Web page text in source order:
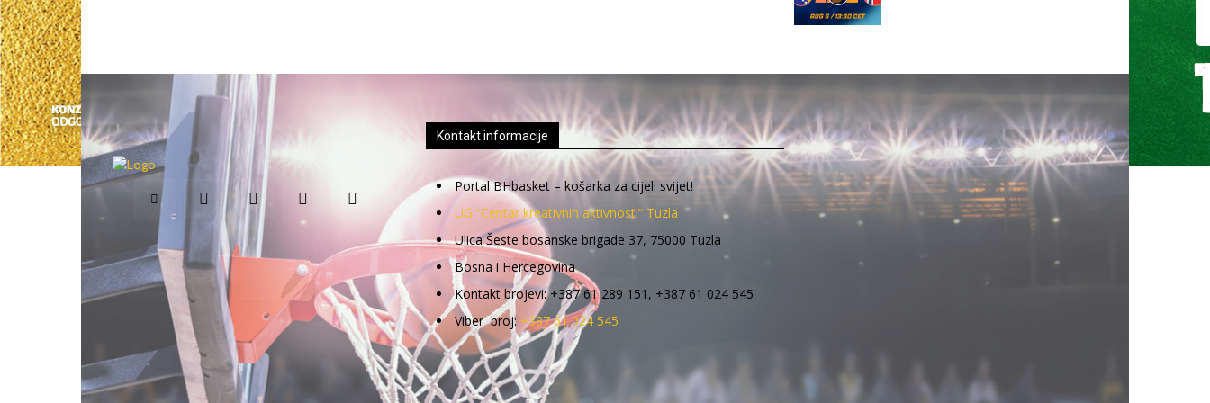
Kontakt informacije
Portal BHbasket – košarka za cijeli svijet!
UG “Centar kreativnih aktivnosti” Tuzla
Ulica Šeste bosanske brigade 37, 75000 Tuzla
Bosna i Hercegovina
Kontakt brojevi: +387 61 289 151, +387 61 024 545
Viber broj: +387 61 024 545